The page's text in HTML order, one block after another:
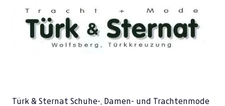
Türk & Sternat Schuhe-, Damen- und Trachtenmode